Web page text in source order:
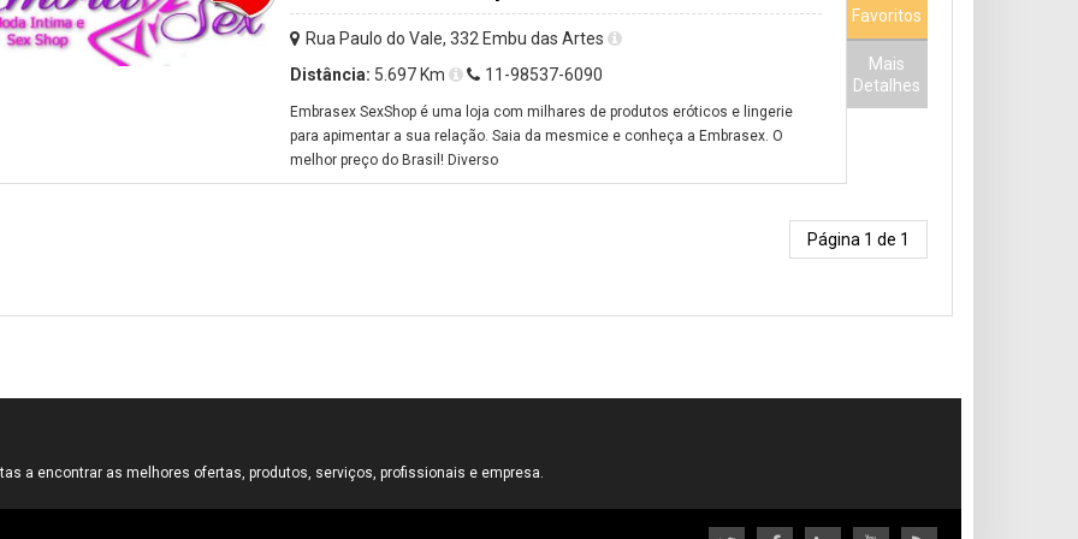
Rua Paulo do Vale, 332 Embu das Artes
Distância: 5.697 Km 11-98537-6090
Embrasex SexShop é uma loja com milhares de produtos eróticos e lingerie
para apimentar a sua relação. Saia da mesmice e conheça a Embrasex. O
melhor preço do Brasil! Diverso
Favoritos
Mais
Detalhes
Página 1 de 1
a encontrar as melhores ofertas, produtos, serviços, profissionais e empresa.